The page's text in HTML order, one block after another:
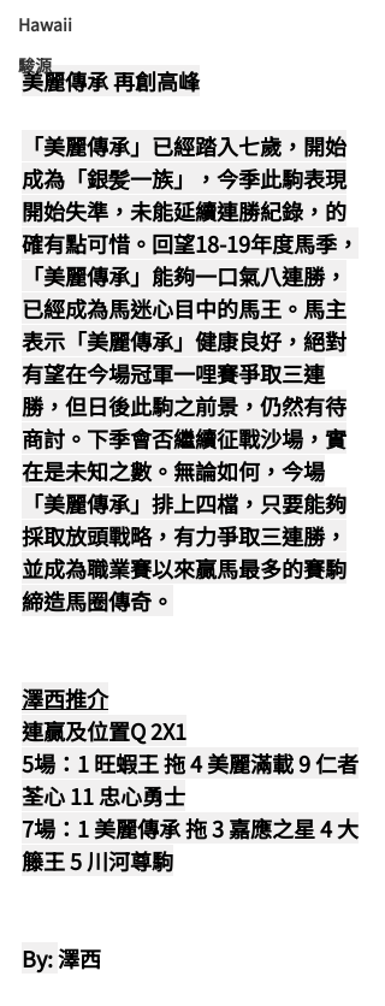
Hawaii
駿源
美麗傳承 再創高峰
「美麗傳承」已經踏入七歲，開始
成為「銀髪一族」，今季此駒表現
開始失準，未能延續連勝紀錄，的
確有點可惜。回望18-19年度馬季，
「美麗傳承」能夠一口氣八連勝，
已經成為馬迷心目中的馬王。馬主
表示「美麗傳承」健康良好，絕對
有望在今場冠軍一哩賽爭取三連
勝，但日後此駒之前景，仍然有待
商討。下季會否繼續征戰沙場，實
在是未知之數。無論如何，今場
「美麗傳承」排上四檔，只要能夠
採取放頭戰略，有力爭取三連勝，
並成為職業賽以來贏馬最多的賽駒
締造馬圈傳奇。
澤西推介
連贏及位置Q 2X1
5場：1 旺蝦王 拖 4 美麗滿載 9 仁者
荃心 11 忠心勇士
7場：1 美麗傳承 拖 3 嘉應之星 4 大
籐王 5 川河尊駒
By: 澤西